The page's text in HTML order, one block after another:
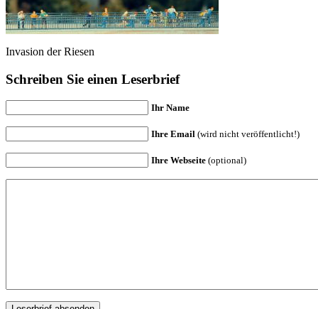
Invasion der Riesen
Schreiben Sie einen Leserbrief
Ihr Name
Ihre Email (wird nicht veröffentlicht!)
Ihre Webseite (optional)